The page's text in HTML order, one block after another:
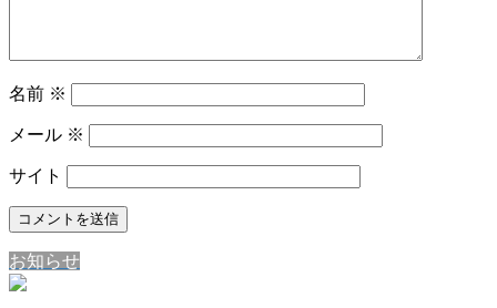
名前 ※
メール ※
サイト
お知らせ